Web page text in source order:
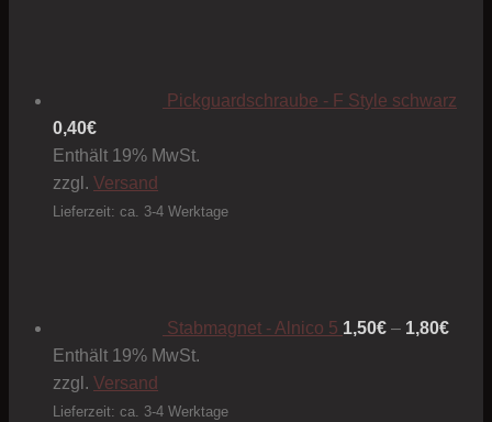
Pickguardschraube - F Style schwarz
0,40€
Enthält 19% MwSt.
zzgl. Versand
Lieferzeit: ca. 3-4 Werktage
Stabmagnet - Alnico 5 1,50€ – 1,80€1,80€
Enthält 19% MwSt.
zzgl. Versand
Lieferzeit: ca. 3-4 Werktage